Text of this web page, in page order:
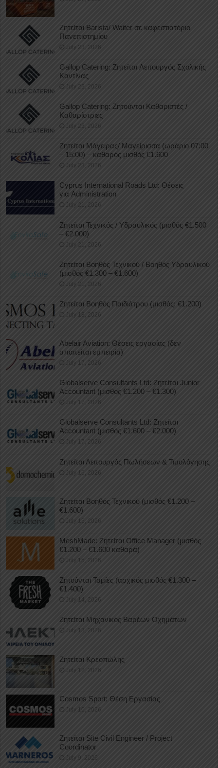
Ζητείται Barista/ Waiter σε καφεστιατόριο
Πανεπιστημίου
July 23, 2026
Gallop Catering: Ζητείται Λειτουργός Σχολικής
Καντίνας
July 23, 2026
Gallop Catering: Ζητούνται Καθαριστές /
Καθαρίστριες
July 23, 2026
Ζητείται Μάγειρας/ Μαγείρισσα (ωράριο 07:00
– 15:00) – καθαρός μισθός €1.600
July 23, 2026
Cyprus International Roads Ltd: Θέσεις
για Administration
July 21, 2026
Ζητείται Τεχνικός / Υδραυλικός (μισθός €1.500
– €2.000)
July 21, 2026
Ζητείται Βοηθός Τεχνικού / Βοηθός Υδραυλικού
(μισθός €1.300 – €1.600)
July 21, 2026
Ζητείται Βοηθός Παιδιάτρου (μισθός: €1.200)
July 18, 2026
Abelair Aviation: Θέσεις εργασίας (δεν
απαιτείται εμπειρία)
July 17, 2026
Globalserve Consultants Ltd: Ζητείται Junior
Accountant (μισθός €1.200 – €1.300)
July 17, 2026
Globalserve Consultants Ltd: Ζητείται
Accountant (μισθός €1.600 – €2.000)
July 17, 2026
Ζητείται Λειτουργός Πωλήσεων & Τιμολόγησης
July 16, 2026
Ζητείται Βοηθός Τεχνικού (μισθός €1.200 –
€1.600)
July 15, 2026
MeshMade: Ζητείται Office Manager (μισθός
€1.200 – €1.600 καθαρά)
July 15, 2026
Ζητούνται Ταμίες (αρχικός μισθός €1.300 –
€1.400)
July 14, 2026
Ζητείται Μηχανικός Βαρέων Οχημάτων
July 13, 2026
Ζητείται Κρεοπώλης
July 12, 2026
Cosmos Sport: Θέση Εργασίας
July 10, 2026
Ζητείται Site Civil Engineer / Project
Coordinator
July 9, 2026